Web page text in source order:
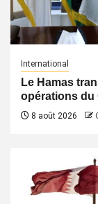
International
Le Hamas
opérations du
8 août 2026